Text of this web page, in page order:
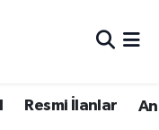
Resmi İlanlar